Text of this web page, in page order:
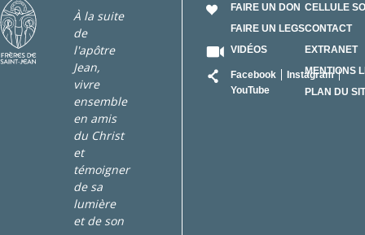
À la suite
de
l'apôtre
Jean,
vivre
ensemble
en amis
du Christ
et
témoigner
de sa
lumière
et de son
FAIRE UN DON
FAIRE UN LEGS
VIDÉOS
Facebook
Instagram
YouTube
CELLULE
CONTACT
EXTRANET
MENTIONS
PLAN DU